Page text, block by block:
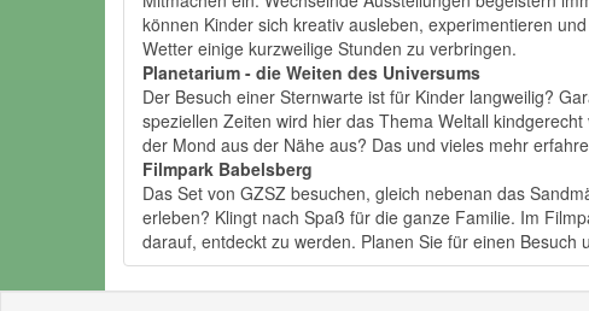
können Kinder sich kreativ ausleben, experimentieren
Wetter einige kurzweilige Stunden zu verbringen.
Planetarium - die Weiten des Universums
Der Besuch einer Sternwarte ist für Kinder langweilig?
speziellen Zeiten wird hier das Thema Weltall
der Mond aus der Nähe aus? Das und vieles mehr
Filmpark Babelsberg
Das Set von GZSZ besuchen, gleich nebenan das
erleben? Klingt nach Spaß für die ganze Familie. Im
darauf, entdeckt zu werden. Planen Sie für einen Besuch